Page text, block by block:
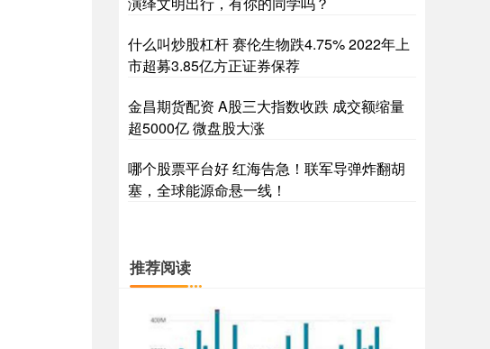
什么叫炒股杠杆 赛伦生物跌4.75% 2022年上
市超募3.85亿方正证券保荐
金昌期货配资 A股三大指数收跌 成交额缩量
超5000亿 微盘股大涨
哪个股票平台好 红海告急！联军导弹炸翻胡
塞，全球能源命悬一线！
推荐阅读